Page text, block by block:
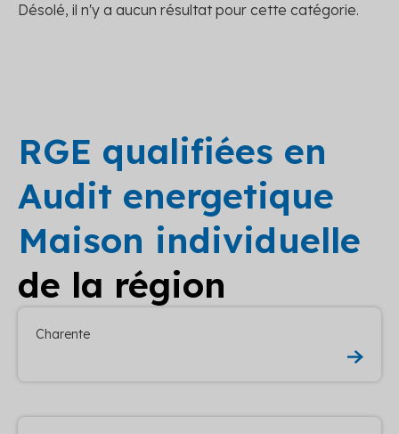
Désolé, il n'y a aucun résultat pour cette catégorie.
RGE qualifiées en
Audit energetique
Maison individuelle
de la région
Charente